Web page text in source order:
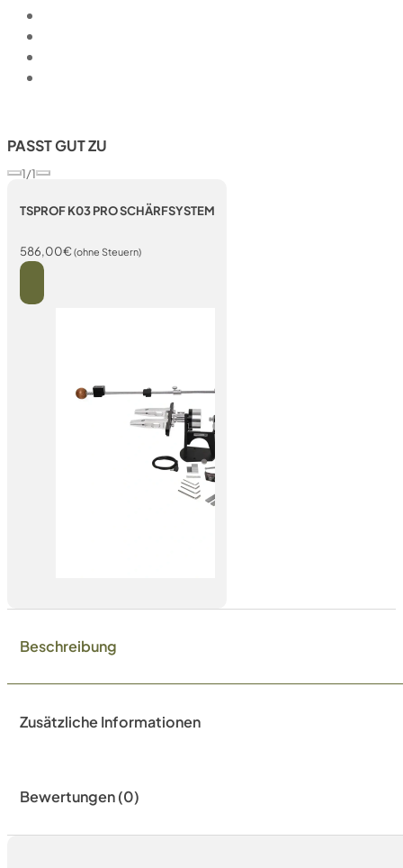
PASST GUT ZU
1/1
TSPROF K03 PRO SCHÄRFSYSTEM
586,00€(ohne Steuern)
Beschreibung
Zusätzliche Informationen
Bewertungen (0)